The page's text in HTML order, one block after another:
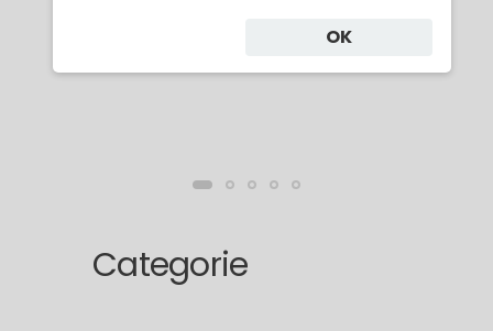
GUANTO ECO PELLE
Categorie
OK